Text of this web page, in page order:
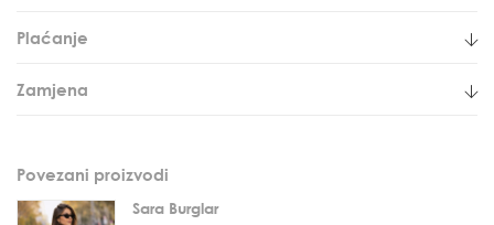
Plaćanje
Zamjena
Povezani proizvodi
Sara Burglar